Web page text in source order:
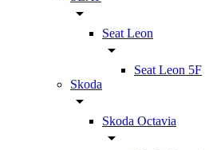
Seat Leon
Seat Leon 5F
Skoda
Skoda Octavia